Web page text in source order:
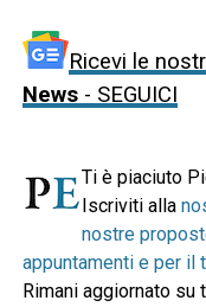
Ricevi le
News- SEGUICI
Ti è piaciuto
Iscriviti alla
nostre
appuntamenti e per il
Rimani aggiornato su